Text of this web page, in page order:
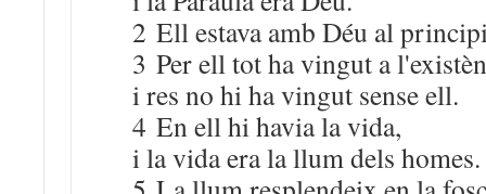
2 Ell estava amb Déu al
3 Per ell tot ha vingut a
i res no hi ha vingut sense ell.
4 En ell hi havia la vida,
i la vida era la llum dels homes.